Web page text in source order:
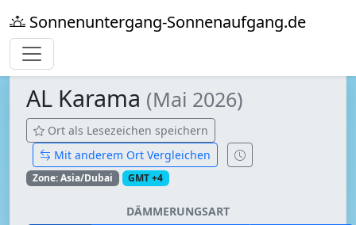
Sonnenuntergang-Sonnenaufgang.de
AL Karama (Mai 2026)
Ort als Lesezeichen speichern
Mit anderem Ort Vergleichen
Zone: Asia/Dubai GMT +4
DÄMMERUNGSART